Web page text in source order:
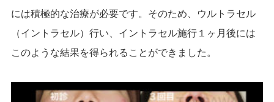
には積極的な治療が必要です。そのため、ウルトラセル
（イントラセル）行い、イントラセル施行１ヶ月後には
このような結果を得られることができました。